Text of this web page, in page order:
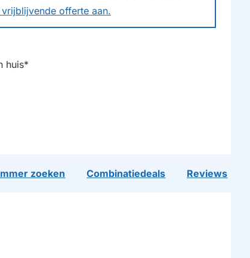
offerte aan.
huis*
zoeken Combinatiedeals Reviews